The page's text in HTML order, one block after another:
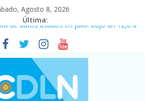
Agosto 8, 2026
Última:
de autos usados en julio: bajó un 12,6%
River de Coudet en el Monumental
su nivel más alto en dos décadas y ya
en Santa Fe
cerraron 41.000 kioscos: el sector
2001